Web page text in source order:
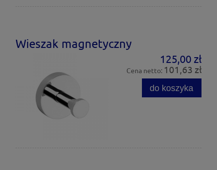
Wieszak magnetyczny
125,00 zł
Cena netto: 101,63 zł
do koszyka